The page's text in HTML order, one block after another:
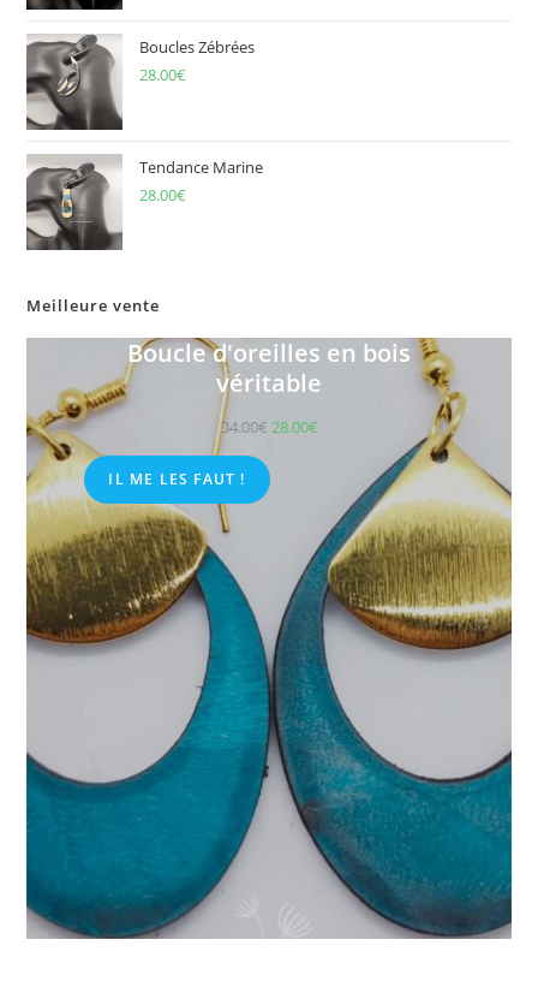
Boucles Zébrées
28.00€
Tendance Marine
28.00€
Meilleure vente
Boucle d'oreilles en bois
véritable
34.00€ 28.00€
IL ME LES FAUT !